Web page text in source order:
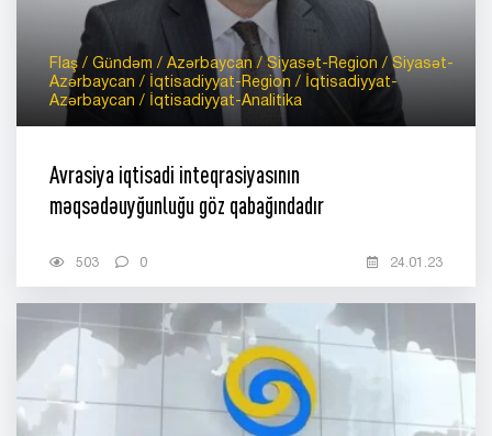
Flaş / Gündəm / Azərbaycan / Siyasət-Region / Siyasət-
Azərbaycan / İqtisadiyyat-Region / İqtisadiyyat-
Azərbaycan / İqtisadiyyat-Analitika
Avrasiya iqtisadi inteqrasiyasının
məqsədəuyğunluğu göz qabağındadır
503 0 24.01.23